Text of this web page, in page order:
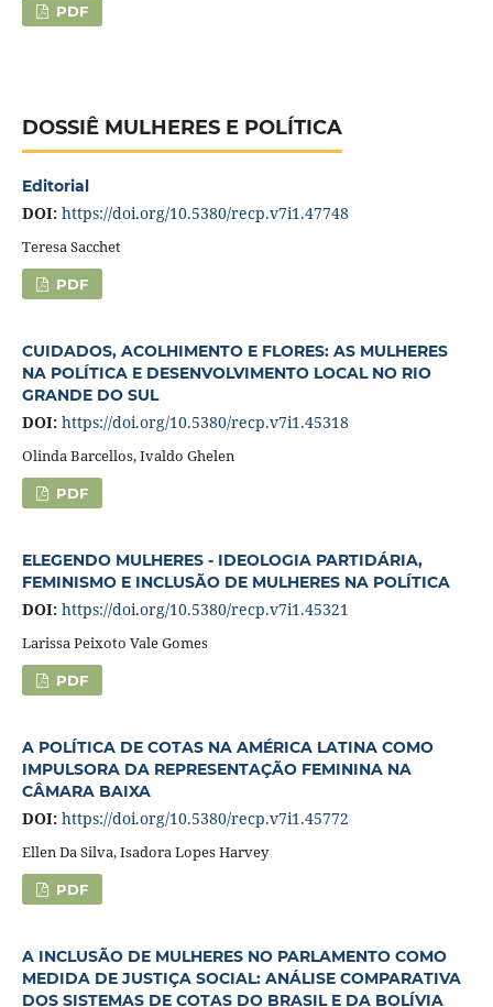
PDF
DOSSIÊ MULHERES E POLÍTICA
Editorial
DOI: https://doi.org/10.5380/recp.v7i1.47748
Teresa Sacchet
PDF
CUIDADOS, ACOLHIMENTO E FLORES: AS MULHERES
NA POLÍTICA E DESENVOLVIMENTO LOCAL NO RIO
GRANDE DO SUL
DOI: https://doi.org/10.5380/recp.v7i1.45318
Olinda Barcellos, Ivaldo Ghelen
PDF
ELEGENDO MULHERES - IDEOLOGIA PARTIDÁRIA,
FEMINISMO E INCLUSÃO DE MULHERES NA POLÍTICA
DOI: https://doi.org/10.5380/recp.v7i1.45321
Larissa Peixoto Vale Gomes
PDF
A POLÍTICA DE COTAS NA AMÉRICA LATINA COMO
IMPULSORA DA REPRESENTAÇÃO FEMININA NA
CÂMARA BAIXA
DOI: https://doi.org/10.5380/recp.v7i1.45772
Ellen Da Silva, Isadora Lopes Harvey
PDF
A INCLUSÃO DE MULHERES NO PARLAMENTO COMO
MEDIDA DE JUSTIÇA SOCIAL: ANÁLISE COMPARATIVA
DOS SISTEMAS DE COTAS DO BRASIL E DA BOLÍVIA